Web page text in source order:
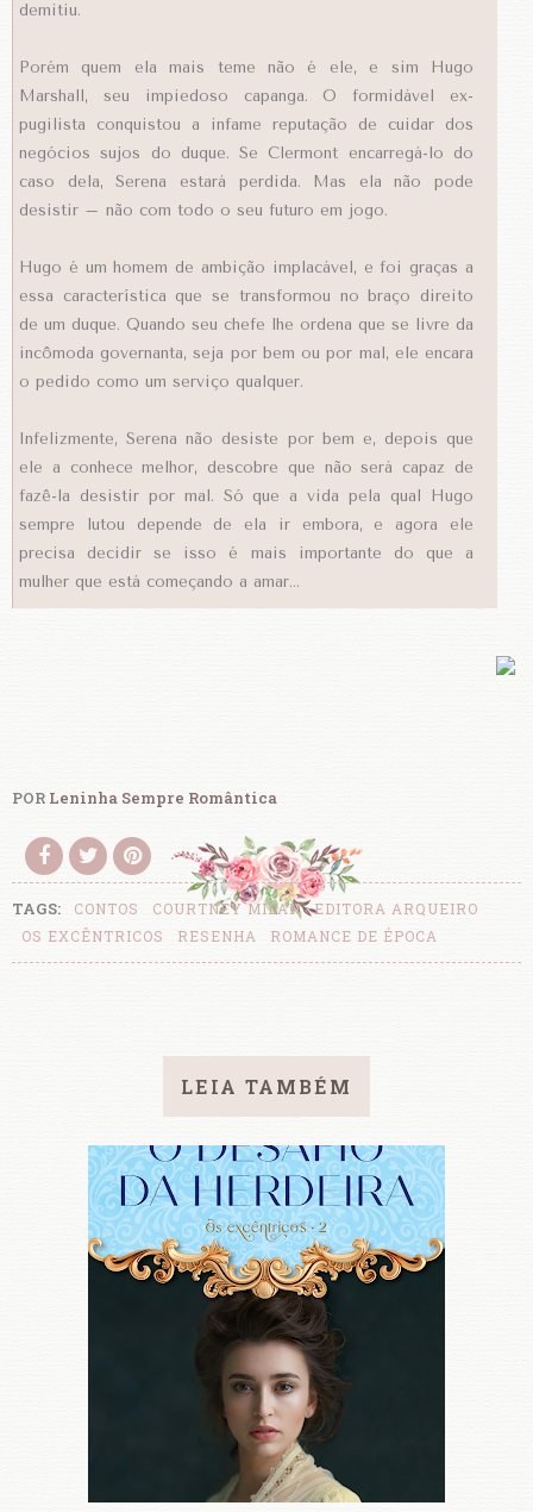
demitiu.
Porém quem ela mais teme não é ele, e sim Hugo
Marshall, seu impiedoso capanga. O formidável ex-
pugilista conquistou a infame reputação de cuidar dos
negócios sujos do duque. Se Clermont encarregá-lo do
caso dela, Serena estará perdida. Mas ela não pode
desistir – não com todo o seu futuro em jogo.
Hugo é um homem de ambição implacável, e foi graças a
essa característica que se transformou no braço direito
de um duque. Quando seu chefe lhe ordena que se livre da
incômoda governanta, seja por bem ou por mal, ele encara
o pedido como um serviço qualquer.
Infelizmente, Serena não desiste por bem e, depois que
ele a conhece melhor, descobre que não será capaz de
fazê-la desistir por mal. Só que a vida pela qual Hugo
sempre lutou depende de ela ir embora, e agora ele
precisa decidir se isso é mais importante do que a
mulher que está começando a amar...
POR Leninha Sempre Romântica
TAGS: CONTOS COURTNEY MILAN
EDITORA ARQUEIRO
OS EXCÊNTRICOS
RESENHA ROMANCE DE ÉPOCA
LEIA TAMBÉM